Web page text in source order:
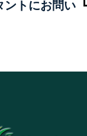
ントにお問い